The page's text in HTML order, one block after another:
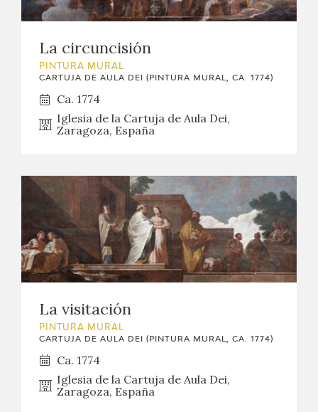
PREMIO ARAGÓN GOYA
PUBLICACIONES
TIENDA ONLINE
CEDEA
FICHAS ARASAAC
La circuncisión
PINTURA MURAL
CARTUJA DE AULA DEI (PINTURA MURAL, CA. 1774)
Ca. 1774
Iglesia de la Cartuja de Aula Dei,
Zaragoza, España
La visitación
PINTURA MURAL
CARTUJA DE AULA DEI (PINTURA MURAL, CA. 1774)
Ca. 1774
Iglesia de la Cartuja de Aula Dei,
Zaragoza, España